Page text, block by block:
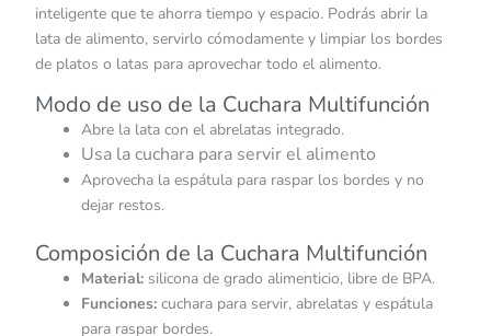
inteligente que te ahorra tiempo y espacio. Podrás abrir la
lata de alimento, servirlo cómodamente y limpiar los bordes
de platos o latas para aprovechar todo el alimento.
Modo de uso de la Cuchara Multifunción
Abre la lata con el abrelatas integrado.
Usa la cuchara para servir el alimento
Aprovecha la espátula para raspar los bordes y no
dejar restos.
Composición de la Cuchara Multifunción
Material: silicona de grado alimenticio, libre de BPA.
Funciones: cuchara para servir, abrelatas y espátula
para raspar bordes.